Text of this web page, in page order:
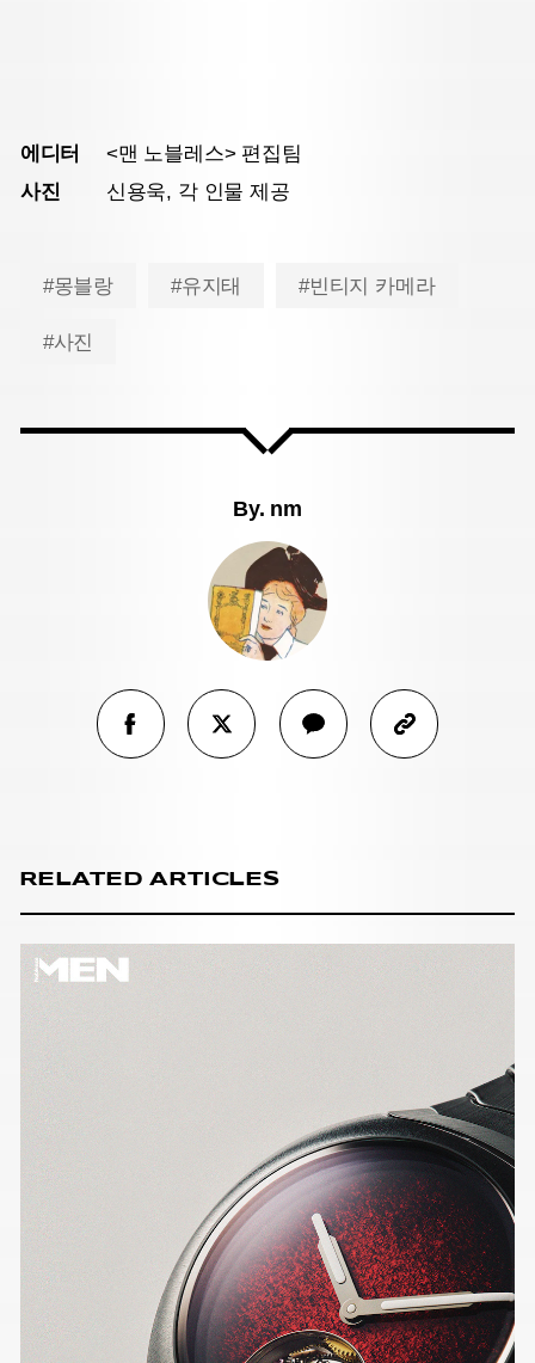
에디터
<맨 노블레스> 편집팀
사진
신용욱, 각 인물 제공
#몽블랑 #유지태 #빈티지 카메라
#사진
By. nm
RELATED ARTICLES